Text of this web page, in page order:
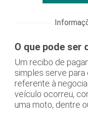
O que pode ser
Um recibo de
simples serve
referente à
veículo ocorreu,
uma moto, dentre